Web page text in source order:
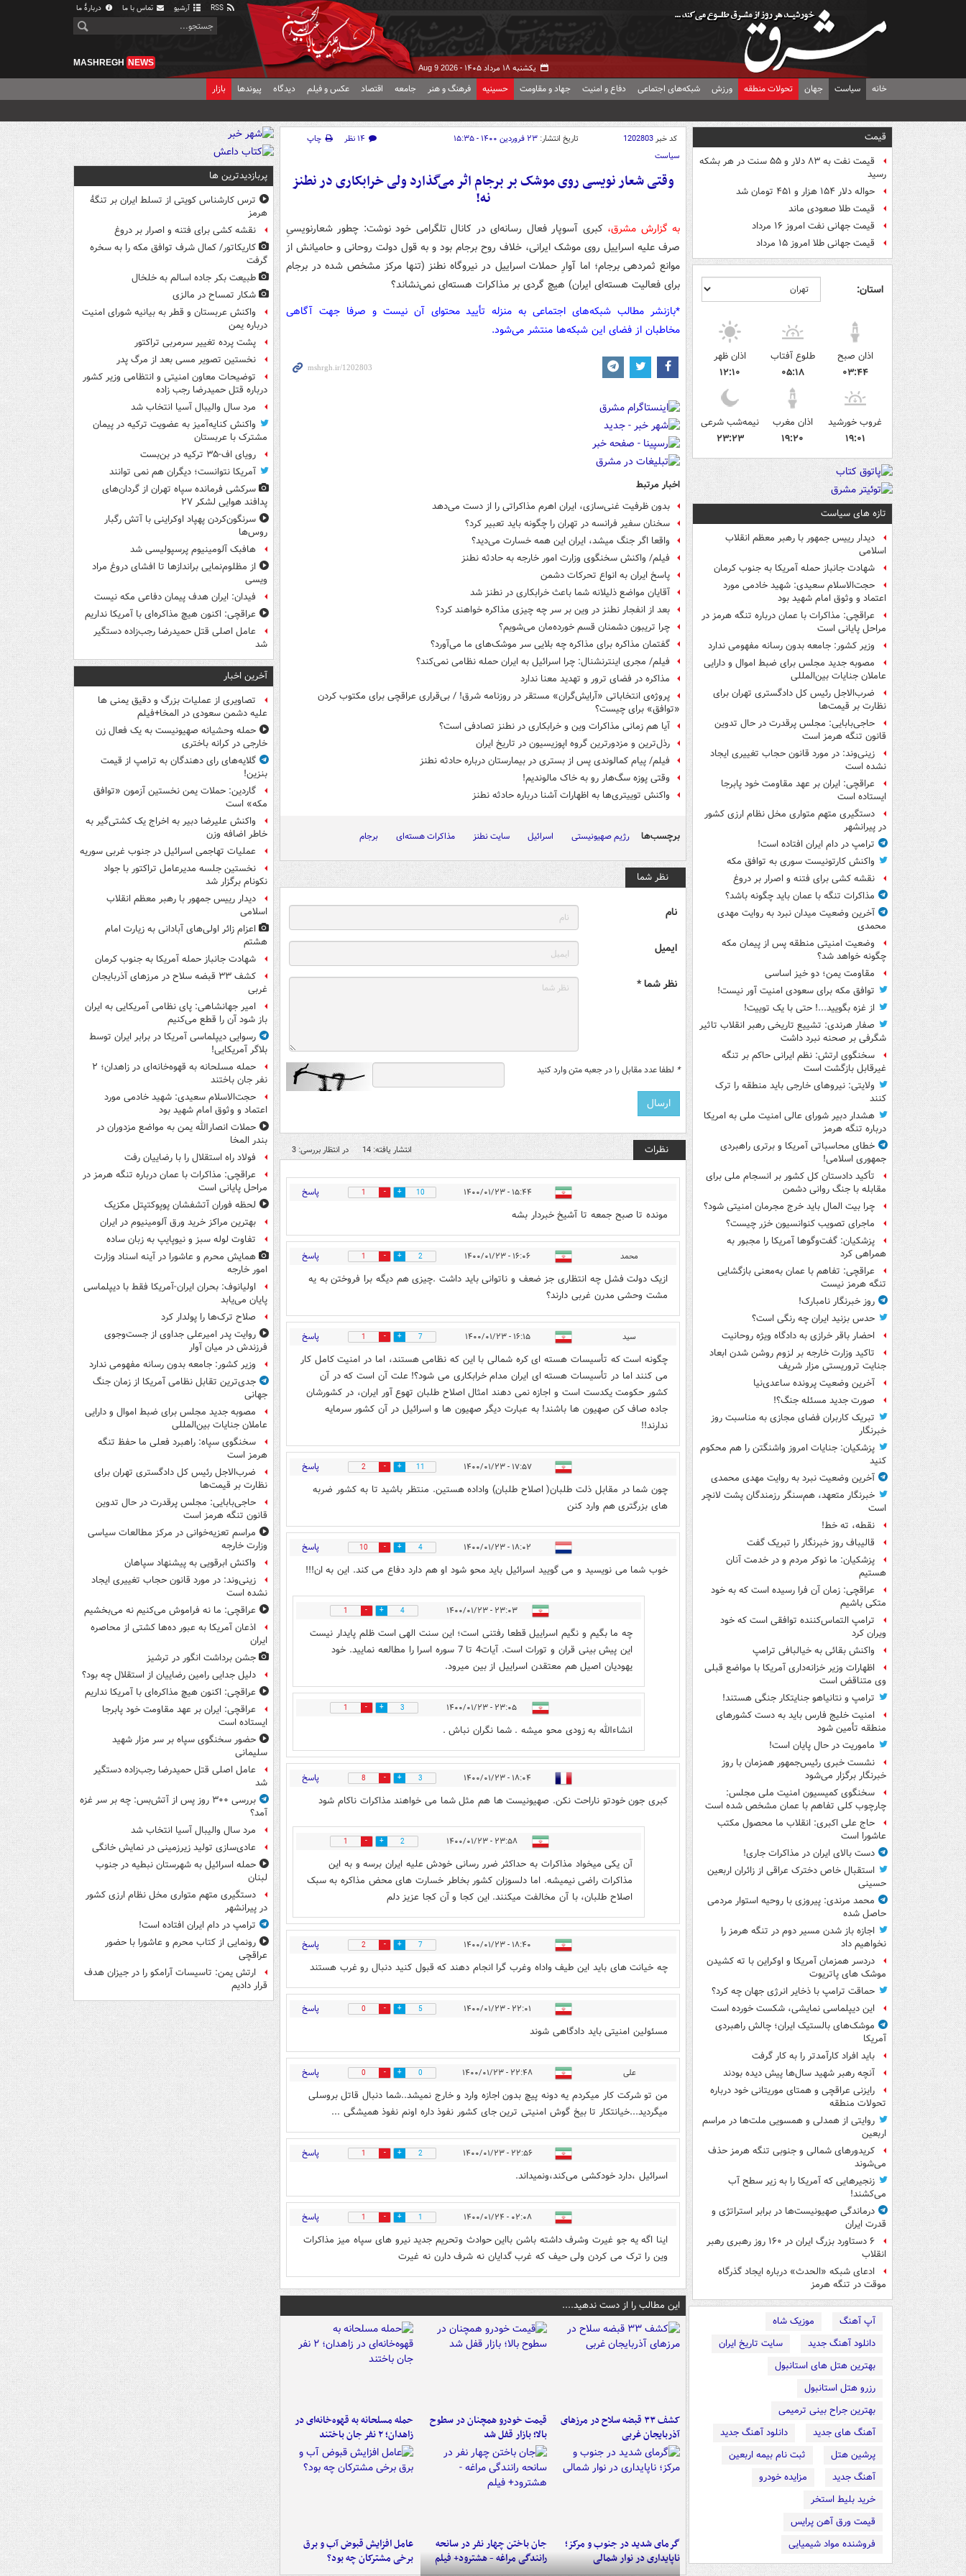
آرشیو تماس با ما دربارهٔ ما
یکشنبه ۱۸ مرداد ۱۴۰۵ - Aug 9 2026
MASHREGH NEWS
خانه سیاست جهان تحولات منطقه ورزش شبکه‌های اجتماعی دفاع و امنیت جهاد و مقاومت حسینیه فرهنگ و هنر جامعه اقتصاد عکس و فیلم دیدگاه پیوندها بازار
قیمت
قیمت نفت به ۸۳ دلار و ۵۵ سنت در هر بشکه
رسید
حواله دلار ۱۵۴ هزار و ۴۵۱ تومان شد
قیمت طلا صعودی ماند
قیمت جهانی نفت امروز ۱۶ مرداد
قیمت جهانی طلا امروز ۱۵ مرداد
استان:
اذان صبح
۰۳:۴۴
طلوع آفتاب
۰۵:۱۸
اذان ظهر
۱۲:۱۰
غروب خورشید
۱۹:۰۱
اذان مغرب
۱۹:۲۰
نیمه‌شب شرعی
۲۳:۲۳
تازه های سیاست
دیدار رییس جمهور با رهبر معظم انقلاب
اسلامی
شهادت جانباز حمله آمریکا به جنوب کرمان
حجت‌الاسلام سعیدی: شهید خادمی مورد
اعتماد و وثوق امام شهید بود
عراقچی: مذاکرات با عمان درباره تنگه هرمز در
مراحل پایانی است
وزیر کشور: جامعه بدون رسانه مفهومی ندارد
مصوبه جدید مجلس برای ضبط اموال و دارایی
عاملان جنایات بین‌المللی
ضرب‌الاجل رئیس کل دادگستری تهران برای
نظارت بر قیمت‌ها
حاجی‌بابایی: مجلس پرقدرت در حال تدوین
قانون تنگه هرمز است
زینی‌وند: در مورد قانون حجاب تغییری ایجاد
نشده است
عراقچی: ایران بر عهد مقاومت خود پابرجا
ایستاده است
دستگیری متهم متواری مخل نظام ارزی کشور
در پیرانشهر
ترامپ در دام ایران افتاده است!
واکنش کارتونیست سوری به توافق مکه
نقشه کشی برای فتنه و اصرار بر دروغ
مذاکرات تنگه با عمان باید چگونه باشد؟
آخرین وضعیت میدان نبرد به روایت مهدی
محمدی
وضعیت امنیتی منطقه پس از پیمان مکه
چگونه خواهد شد؟
مقاومت یمن؛ دو خیز اساسی
توافق مکه برای سعودی امنیت آور نیست!
از غزه بگویید...! حتی با یک توییت!
صفار هرندی: تشییع تاریخی رهبر انقلاب تاثیر
شگرفی بر صحنه نبرد داشت
سخنگوی ارتش: نظم ایرانی حاکم بر تنگه
غیرقابل بازگشت است
ولایتی: نیروهای خارجی باید منطقه را ترک
کنند
هشدار دبیر شورای عالی امنیت ملی به امریکا
درباره تنگه هرمز
خطای محاسباتی آمریکا و برتری راهبردی
جمهوری اسلامی!
تأکید دادستان کل کشور بر انسجام ملی برای
مقابله با جنگ روانی دشمن
چرا بیت المال باید خرج مجرمان امنیتی شود؟
ماجرای تصویب کنوانسیون خزر چیست؟
پزشکیان: گفت‌وگوها آمریکا را مجبور به
همراهی کرد
عراقچی: تفاهم با عمان به‌معنی بازگشایی
تنگه هرمز نیست
روز خبرنگار نامبارک!
حدس بزنید ایران چه رنگی است؟
احضار باقر خرازی به دادگاه ویژه روحانیت
تاکید وزارت خارجه بر لزوم روشن شدن ابعاد
جنایت تروریستی مزار شریف
آخرین وضعیت پرونده ساعدی‌نیا
صورت جدید مسئله جنگ؟!
تبریک کاربران فضای مجازی به مناسبت روز
خبرنگار
پزشکیان: جنایات امروز واشنگتن را هم محکوم
کنید
آخرین وضعیت نبرد به روایت مهدی محمدی
خبرنگار متعهد، هم‌سنگر رزمندگان پشت لانچر
است
نقطه، ته خط!
قالیباف روز خبرنگار را تبریک گفت
پزشکیان: ما نوکر مردم و در خدمت آنان
هستیم
عراقچی: زمان آن فرا رسیده است که به خود
متکی باشیم
ترامپ التماس‌کننده توافقی است که خود
ویران کرد
واکنش بقائی به خیالبافی ترامپ
اظهارات وزیر خزانه‌داری آمریکا با مواضع قبلی
وی متناقض است
ترامپ و نتانیاهو جنایتکار جنگی هستند!
امنیت خلیج فارس باید به دست کشورهای
منطقه تأمین شود
ماموریت در حال پایان است!
نشست خبری رئیس‌جمهور همزمان با روز
خبرنگار برگزار می‌شود
سخنگوی کمیسیون امنیت ملی مجلس:
چارچوب کلی تفاهم با عمان مشخص شده است
حاج علی اکبری: انقلاب ما محصول مکتب
عاشورا است
دست بالای ایران در مذاکرات جاری!
استقبال خاص دخترک عراقی از زائران اربعین
حسینی
محمد مرندی: پیروزی با روحیه استوار مردمی
حاصل شده
اجازه باز شدن مسیر دوم در تنگه هرمز را
نخواهیم داد
دردسر همزمان آمریکا و اوکراین با ته کشیدن
موشک های پاتریوت
حماقت ترامپ با ذخایر انرژی جهان چه کرد؟
این دیپلماسی نمایشی، شکست خورده است
موشک‌های بالستیک ایران؛ چالش راهبردی
آمریکا
باید افراد کارآمدتر را به کار گرفت
آنچه رهبر شهید سال‌ها پیش دیده بودند
رایزنی عراقچی و همتای موریتانی خود درباره
تحولات منطقه
روایتی از همدلی و همسویی ملت‌ها در مراسم
اربعین
کریدورهای شمالی و جنوبی تنگه هرمز حذف
می‌شوند
زنجیرهایی که آمریکا را به زیر سطح آب
می‌کشند!
درماندگی صهیونیست‌ها در برابر استراتژی و
قدرت ایران
۶ دستاورد بزرگ ایران در ۱۶۰ روز رهبری رهبر
انقلاب
ادعای شبکه «الحدث» درباره ایجاد گذرگاه
موقت در تنگه هرمز
آپ آهنگ
موزیک شاه
دانلود آهنگ جدید
سایت تاریخ ایران
بهترین هتل های استانبول
رزرو هتل استانبول
بهترین جراح بینی ترمیمی
آهنگ های جدید
دانلود آهنگ جدید
پرشین هتل
ثبت نام بیمه اربعین
آهنگ جدید
مزایده خودرو
خرید بلیط استخر
قیمت ورق آهن پرایس
فروشنده مواد شیمیایی
کد خبر1202803 تاریخ انتشار: ۲۳ فروردین ۱۴۰۰ - ۱۵:۳۵ ۱۴ نظر
چاپ
سیاست
وقتی شعار نویسی روی موشک بر برجام اثر می‌گذارد ولی خرابکاری در نطنز
نه!
به گزارش مشرق، کبری آسوپار فعال رسانه‌ای در کانال تلگرامی خود نوشت: چطور شعارنویسیِ
صرف علیه اسراییل روی موشک ایرانی، خلاف روح برجام بود و به قول دولت روحانی و حامیانش از
موانع ثمردهی برجام؛ اما آوارِ حملات اسراییل در نیروگاه نطنز (تنها مرکز مشخص شده در برجام
برای فعالیت هسته‌ای ایران) هیچ گردی بر مذاکرات هسته‌ای نمی‌نشاند؟
*بازنشر مطالب شبکه‌های اجتماعی به منزله تأیید محتوای آن نیست و صرفا جهت آگاهی
مخاطبان از فضای این شبکه‌ها منتشر می‌شود.
اخبار مرتبط
بدون ظرفیت غنی‌سازی، ایران اهرم مذاکراتی را از دست می‌دهد
سخنان سفیر فرانسه در تهران را چگونه باید تعبیر کرد؟
واقعا اگر جنگ میشد، ایران این همه خسارت می‌دید؟
فیلم/ واکنش سخنگوی وزارت امور خارجه به حادثه نطنز
پاسخ ایران به انواع تحرکات دشمن
آقایان مواضع ذلیلانه شما باعث خرابکاری‌ در نطنز شد
بعد از انفجار ‎نطنز در وین بر سر چه چیزی مذاکره خواهند کرد؟
چرا تریبون دشمنان قسم خورده‌مان می‌شویم؟
گفتمان مذاکره برای مذاکره چه بلایی سر موشک‌های ما می‌آورد؟
فیلم/ مجری اینترنشنال: چرا اسرائیل به ایران حمله نظامی نمی‌کند؟
پروژه‌ی انتخاباتی «آرایش‌گران» مستقر در روزنامه شرق! / بی‌قراری عراقچی برای مکتوب کردن
«توافق» برای چیست؟
آیا هم زمانی مذاکرات وین و خرابکاری در نطنز تصادفی است؟
رذل‌ترین و مزدورترین گروه اپوزیسیون در تاریخ ایران
فیلم/ پیام کمالوندی پس از بستری در بیمارستان درباره حادثه نطنز
وقتی پوزه سگ‌هار رو به خاک مالوندیم!
واکنش توییتری‌ها به اظهارات آشنا درباره حادثه نطنز
برچسب‌ها رژیم صهیونیستی اسرائیل سایت نطنز مذاکرات هسته‌ای برجام
نظر شما
نام
ایمیل
نظر شما *
* لطفا عدد مقابل را در جعبه متن وارد کنید
نظرات انتشار یافته: 14 در انتظار بررسی: 3
۱۵:۴۴ - ۱۴۰۰/۰۱/۲۳ 10
1 پاسخ
مونده تا صبح جمعه تا آشیخ خبردار بشه
محمد ۱۶:۰۶ - ۱۴۰۰/۰۱/۲۳ 2
1 پاسخ
ازیک دولت فشل چه انتظاری جز ضعف و ناتوانی باید داشت .چیزی هم دیگه برا فروختن به یه
مشت وحشی مدرن غربی دارند؟
سید ۱۶:۱۵ - ۱۴۰۰/۰۱/۲۳ 7
1 پاسخ
چگونه است که تأسیسات هسته ای کره شمالی با این که نظامی هستند، اما در امنیت کامل کار
می کنند اما در تأسیسات هسته ای ایران مدام خرابکاری می شود؟! علت آن است که در آن
کشور حکومت یکدست است و اجازه نمی دهند امثال اصلاح طلبان تهوع آور ایران، در کشورشان
جاده صاف کن صهیون ها باشند! به عبارت دیگر صهیون ها و اسرائیل در آن کشور سرمایه
ندارند!!
۱۷:۵۷ - ۱۴۰۰/۰۱/۲۳ 11
2 پاسخ
چون شما در مقابل ذلت طلبان( اصلاح طلبان) واداده هستین. منتظر باشید تا به کشور ضربه
های بزرگتری هم وارد کنن
۱۸:۰۲ - ۱۴۰۰/۰۱/۲۳ 4
10 پاسخ
خوب شما می نویسید و می گویید اسرائیل باید محو شود او هم دارد دفاع می کند. این به ان!!!
۲۳:۰۳ - ۱۴۰۰/۰۱/۲۳ 4
1
چه ما بگیم و نگیم اسراییل قطعا رفتنی است؛ این سنت الهی است ظلم پایدار نیست
این پیش بینی قران و تورات است. آیات4 تا 7 سوره اسرا را مطالعه نمایید. خود
یهودیان اصیل هم معتقدن اسراییل از بین میرود.
۲۳:۰۵ - ۱۴۰۰/۰۱/۲۳ 3
1
انشاءالله به زودی محو میشه . شما نگران نباش .
۱۸:۰۴ - ۱۴۰۰/۰۱/۲۳ 3
8 پاسخ
کبری جون خودتو ناراحت نکن. صهیونیست ها هم مثل شما می خواهند مذاکرات ناکام شود
۲۳:۵۸ - ۱۴۰۰/۰۱/۲۳ 2
1
آن یکی میخواد مذاکرات به حداکثر ضرر رسانی خودش علیه ایران برسه و به این
مذاکرات راضی نیمیشه. اما دلسوزان کشور بخاطر خسارت های محض مذاکره به سبک
اصلاح طلبان، با آن مخالفت میکنند. این کجا و آن کجا عزیز دلم
۱۸:۴۰ - ۱۴۰۰/۰۱/۲۳ 7
2 پاسخ
چه خیانت های باید این طیف واداه وغرب گرا انجام دهند که قبول کنید دنبال رو غرب هستند
۲۲:۰۱ - ۱۴۰۰/۰۱/۲۳ 5
0 پاسخ
مسئولین امنیتی باید دادگاهی شوند
علی ۲۲:۴۸ - ۱۴۰۰/۰۱/۲۳ 0
0 پاسخ
من تو شرکت کار میکردم یه دونه پیچ بدون اجازه وارد و خارج نمیشد..شما دنبال قاتل بروسلی
میگردید...خیانتکار تا بیخ گوش امنیتی ترین جای کشور نفوذ داره اونم نفوذ همیشگی ...
۲۲:۵۶ - ۱۴۰۰/۰۱/۲۳ 2
1 پاسخ
اسرائیل ،دارد خودکشی می‌کند،ونمیداند.
۰۲:۰۸ - ۱۴۰۰/۰۱/۲۴ 1
1 پاسخ
اینا اگه یه جو غیرت وشرف داشته باشن بااین حوادث وتحریم جدید نیرو های سپاه میز مذاکرات
وین را ترک می کردن ولی حیف که غرب گدایان نه شرف دارن نه غیرت
این مطالب را از دست ندهید....
کشف ۳۳ قبضه سلاح در مرزهای
آذربایجان غربی
قیمت خودرو همچنان در سطوح
بالا؛ بازار قفل شد
حمله مسلحانه به قهوه‌خانه‌ای در
زاهدان؛ ۲ نفر جان باختند
گرمای شدید در جنوب و مرکز؛
ناپایداری در نوار شمالی
جان باختن چهار نفر در سانحه
رانندگی مراغه - هشترود+ فیلم
عامل افزایش قبوض آب و برق
برخی مشترکان چه بود؟
پربازدیدترین ها
ترس کارشناس کویتی از تسلط ایران بر تنگۀ
هرمز
نقشه کشی برای فتنه و اصرار بر دروغ
کاریکاتور/ کمال شرف توافق مکه را به سخره
گرفت
طبیعت بکر جاده اسالم به خلخال
شکار تمساح در مالزی
واکنش عربستان و قطر به بیانیه شورای امنیت
درباره یمن
پشت پرده تغییر سرمربی تراکتور
نخستین تصویر مسی بعد از مرگ پدر
توضیحات معاون امنیتی و انتظامی وزیر کشور
درباره قتل حمیدرضا رجب زاده
مرد سال والیبال آسیا انتخاب شد
واکنش کنایه‌آمیز به عضویت ترکیه در پیمان
مشترک با عربستان
رویای اف-۳۵ ترکیه در بن‌بست
آمریکا نتوانست؛ دیگران هم نمی توانند
سرکشی فرمانده سپاه تهران از گردان‌های
پدافند هوایی لشکر ۲۷
سرنگون‌کردن پهپاد اوکراینی با آتش رگبار
روس‌ها
هافبک آلومینیوم پرسپولیسی شد
از مظلوم‌نمایی براندازها تا افشای دروغ مراد
ویسی
فیدان: ایران هدف پیمان دفاعی مکه نیست
عراقچی: اکنون هیچ مذاکره‌ای با آمریکا نداریم
عامل اصلی قتل حمیدرضا رجب‌زاده دستگیر
شد
آخرین اخبار
تصاویری از عملیات بزرگ و دقیق یمنی ها
علیه دشمن سعودی در المخا+فیلم
حمله وحشیانه صهیونیست به یک فعال زن
خارجی در کرانه باختری
گلایه‌های رای دهندگان به ترامپ از قیمت
بنزین!
گاردین: حملات یمن نخستین آزمون «توافق
مکه» است
واکنش علیرضا دبیر به اخراج یک کشتی‌گیر به
خاطر اضافه وزن
عملیات تهاجمی اسرائیل در جنوب غربی سوریه
نخستین جلسه مدیرعامل تراکتور با جواد
نکونام برگزار شد
دیدار رییس جمهور با رهبر معظم انقلاب
اسلامی
اعزام زائر اولی‌های آبادانی به زیارت امام
هشتم
شهادت جانباز حمله آمریکا به جنوب کرمان
کشف ۳۳ قبضه سلاح در مرزهای آذربایجان
غربی
امیر جهانشاهی: پای نظامی آمریکایی به ایران
باز شود آن را قطع می‌کنیم
رسوایی دیپلماسی آمریکا در برابر ایران توسط
بلاگر آمریکایی!
حمله مسلحانه به قهوه‌خانه‌ای در زاهدان؛ ۲
نفر جان باختند
حجت‌الاسلام سعیدی: شهید خادمی مورد
اعتماد و وثوق امام شهید بود
حملات انصارالله یمن به مواضع مزدوران در
بندر المخا
فولاد راه استقلال را با رضاییان رفت
عراقچی: مذاکرات با عمان درباره تنگه هرمز در
مراحل پایانی است
لحظه فوران آتشفشان پوپوکتپتل مکزیک
بهترین مراکز خرید ورق آلومینیوم در ایران
تفاوت لوله سبز و نیوپایپ به زبان ساده
همایش محرم و عاشورا در آینه اسناد وزارت
امور خارجه
اولیانوف: بحران ایران-آمریکا فقط با دیپلماسی
پایان می‌یابد
صلاح ترک‌ها را پولدار کرد
روایت پدر امیرعلی جداوی از جست‌وجوی
فرزندش در میان آوار
وزیر کشور: جامعه بدون رسانه مفهومی ندارد
جدی‌ترین تقابل نظامی آمریکا از زمان جنگ
جهانی
مصوبه جدید مجلس برای ضبط اموال و دارایی
عاملان جنایات بین‌المللی
سخنگوی سپاه: راهبرد فعلی ما حفظ تنگه
هرمز است
ضرب‌الاجل رئیس کل دادگستری تهران برای
نظارت بر قیمت‌ها
حاجی‌بابایی: مجلس پرقدرت در حال تدوین
قانون تنگه هرمز است
مراسم تعزیه‌خوانی در مرکز مطالعات سیاسی
وزارت خارجه
واکنش ابرقویی به پیشنهاد سپاهان
زینی‌وند: در مورد قانون حجاب تغییری ایجاد
نشده است
عراقچی: ما نه فراموش می‌کنیم نه می‌بخشیم
اذعان آمریکا به عبور ده‌ها کشتی از محاصره
ایران
جشن برداشت انگور در ترشیز
دلیل جدایی رامین رضاییان از استقلال چه بود؟
عراقچی: اکنون هیچ مذاکره‌ای با آمریکا نداریم
عراقچی: ایران بر عهد مقاومت خود پابرجا
ایستاده است
حضور سخنگوی سپاه بر سر مزار شهید
سلیمانی
عامل اصلی قتل حمیدرضا رجب‌زاده دستگیر
شد
بررسی ۳۰۰ روز پس از آتش‌بس: چه بر سر غزه
آمد؟
مرد سال والیبال آسیا انتخاب شد
عادی‌سازی تولید زیرزمینی در نمایش خانگی
حمله اسرائیل به شهرستان نبطیه در جنوب
لبنان
دستگیری متهم متواری مخل نظام ارزی کشور
در پیرانشهر
ترامپ در دام ایران افتاده است!
رونمایی از کتاب محرم و عاشورا با حضور
عراقچی
ارتش یمن: تاسیسات آرامکو را در جیزان هدف
قرار دادیم